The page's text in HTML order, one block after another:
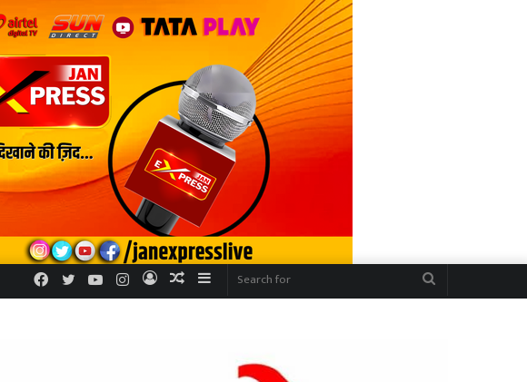
Sidebar
Random
Log
Instagram
YouTube
Twitter
Facebook